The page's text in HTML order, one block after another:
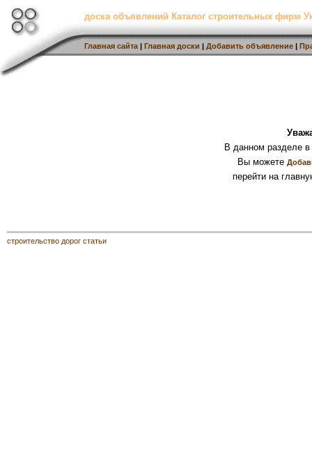
доска объявлений Каталог строительных фирм
Главная сайта | Главная доски | Добавить объявление |
В данном разделе
Вы можете
перейти на
строительство дорог статьи